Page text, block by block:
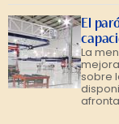
El
La
sobre